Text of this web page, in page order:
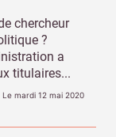
chercheur
?
a
titulaires...
Le mardi 12 mai 2020